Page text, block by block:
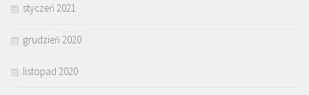
styczeń 2021
grudzień 2020
listopad 2020